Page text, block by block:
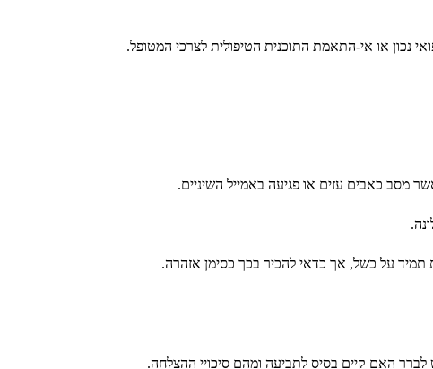
נכון או אי-התאמת התוכנית הטיפולית לצרכי המטופל.
מסב כאבים עזים או פגיעה באמייל השיניים.
תמיד על כשל, אך כדאי להכיר בכך כסימן אזהרה.
לברר האם קיים בסיס לתביעה ומהם סיכויי ההצלחה.